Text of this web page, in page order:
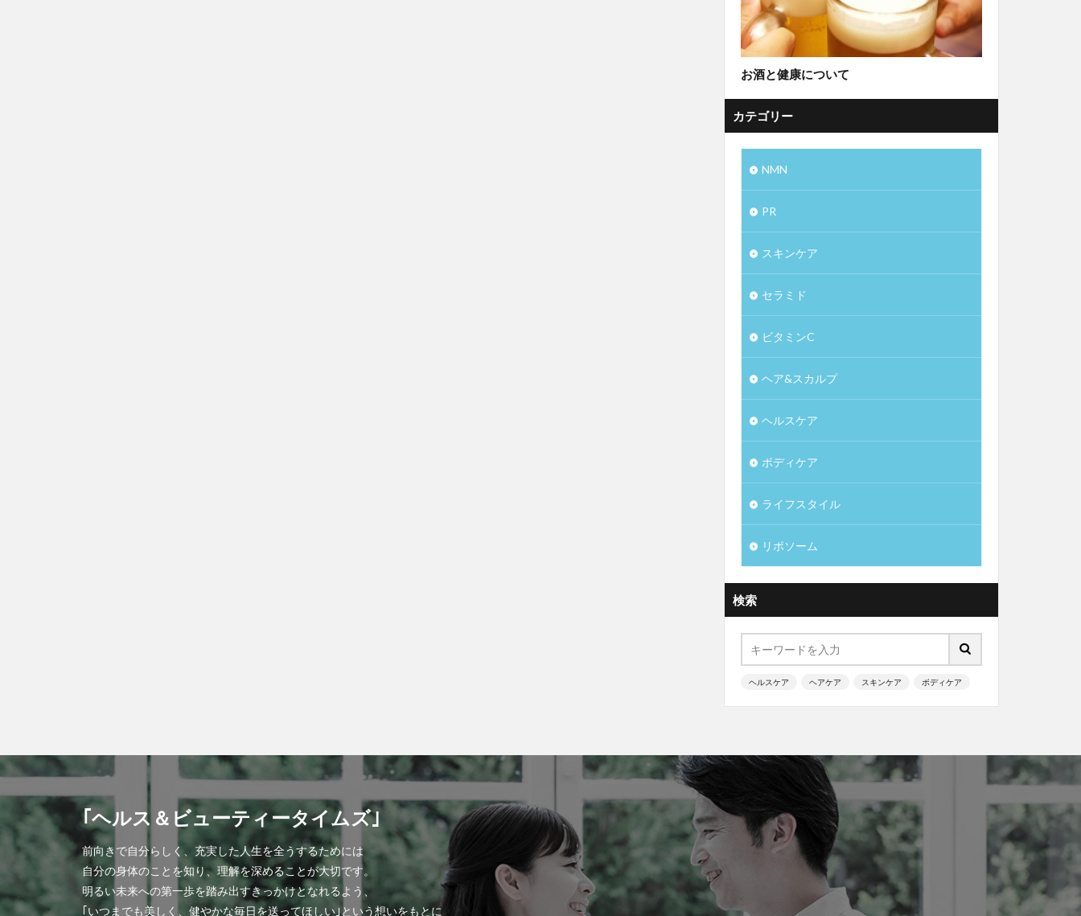
お酒と健康について
カテゴリー
NMN
PR
スキンケア
セラミド
ビタミンC
ヘア&スカルプ
ヘルスケア
ボディケア
ライフスタイル
リポソーム
検索
ヘルスケア ヘアケア スキンケア ボディケア
｢ヘルス＆ビューティータイムズ｣
前向きで自分らしく、充実した人生を全うするためには
自分の身体のことを知り、理解を深めることが大切です。
明るい未来への第一歩を踏み出すきっかけとなれるよう、
｢いつまでも美しく、健やかな毎日を送ってほしい｣という想いをもとに